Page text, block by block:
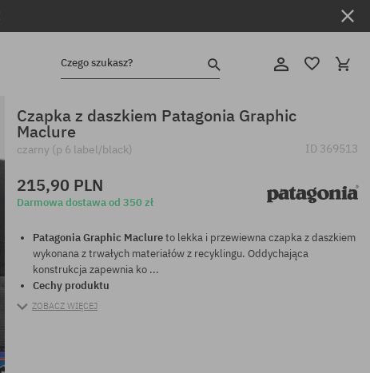
Czego szukasz?
Czapka z daszkiem Patagonia Graphic
Maclure
czarny (p 6 label/black) ID 369513
215,90 PLN
Darmowa dostawa od 350 zł
Patagonia Graphic Maclureto lekka i przewiewna czapka z daszkiem
wykonana z trwałych materiałów z recyklingu. Oddychająca
konstrukcja zapewnia ko ...
Cechy produktu
ZOBACZ WIĘCEJ